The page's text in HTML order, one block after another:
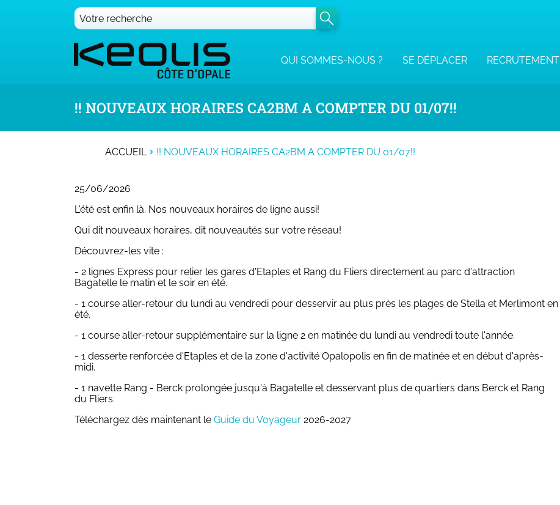
QUI SOMMES-NOUS ? SE DÉPLACER RECRUTEMENT
!! NOUVEAUX HORAIRES CA2BM A COMPTER DU 01/07!!
ACCUEIL !! NOUVEAUX HORAIRES CA2BM A COMPTER DU 01/07!!
25/06/2026
L'été est enfin là. Nos nouveaux horaires de ligne aussi!
Qui dit nouveaux horaires, dit nouveautés sur votre réseau!
Découvrez-les vite :
- 2 lignes Express pour relier les gares d'Etaples et Rang du Fliers directement au parc d'attraction
Bagatelle le matin et le soir en été.
- 1 course aller-retour du lundi au vendredi pour desservir au plus près les plages de Stella et Merlimont en
été.
- 1 course aller-retour supplémentaire sur la ligne 2 en matinée du lundi au vendredi toute l'année.
- 1 desserte renforcée d'Etaples et de la zone d'activité Opalopolis en fin de matinée et en début d'après-
midi.
- 1 navette Rang - Berck prolongée jusqu'à Bagatelle et desservant plus de quartiers dans Berck et Rang
du Fliers.
Téléchargez dès maintenant le Guide du Voyageur 2026-2027